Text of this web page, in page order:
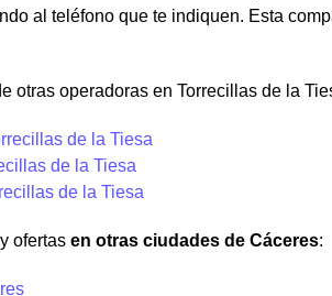
al teléfono que te indiquen. Esta
otras operadoras en Torrecillas de la
de la Tiesa
de la Tiesa
de la Tiesa
ofertas en otras ciudades de Cáceres: